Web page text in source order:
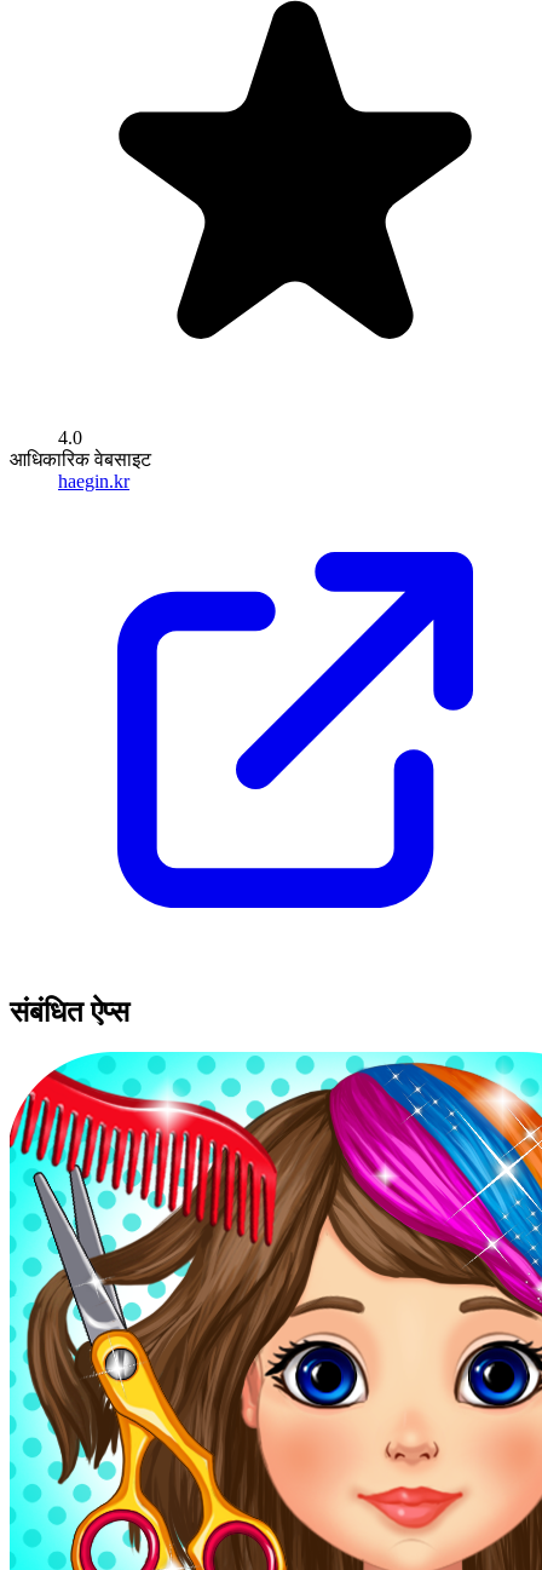
4.0
आधिकारिक वेबसाइट
haegin.kr
संबंधित ऐप्स